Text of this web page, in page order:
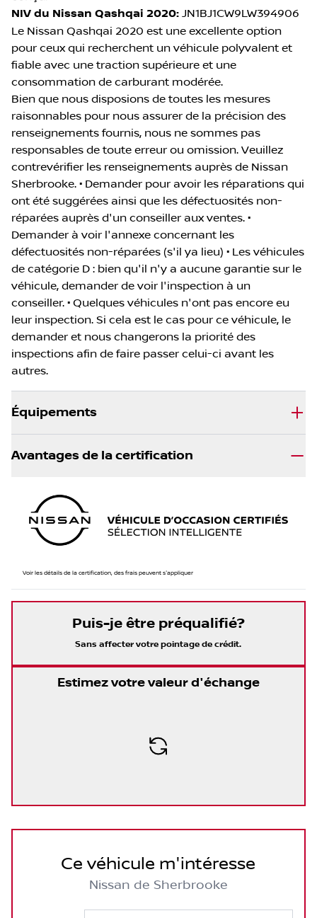
NIV du Nissan Qashqai 2020: JN1BJ1CW9LW394906
Le Nissan Qashqai 2020 est une excellente option
pour ceux qui recherchent un véhicule polyvalent et
fiable avec une traction supérieure et une
consommation de carburant modérée.
Bien que nous disposions de toutes les mesures
raisonnables pour nous assurer de la précision des
renseignements fournis, nous ne sommes pas
responsables de toute erreur ou omission. Veuillez
contrevérifier les renseignements auprès de Nissan
Sherbrooke. • Demander pour avoir les réparations qui
ont été suggérées ainsi que les défectuosités non-
réparées auprès d'un conseiller aux ventes. •
Demander à voir l'annexe concernant les
défectuosités non-réparées (s'il ya lieu) • Les véhicules
de catégorie D : bien qu'il n'y a aucune garantie sur le
véhicule, demander de voir l'inspection à un
conseiller. • Quelques véhicules n'ont pas encore eu
leur inspection. Si cela est le cas pour ce véhicule, le
demander et nous changerons la priorité des
inspections afin de faire passer celui-ci avant les
autres.
Équipements
Avantages de la certification
Voir les détails de la certification, des frais peuvent s'appliquer
Ce véhicule m'intéresse
Nissan de Sherbrooke
Puis-je être préqualifié?
Sans affecter votre pointage de crédit.
Estimez votre valeur d'échange